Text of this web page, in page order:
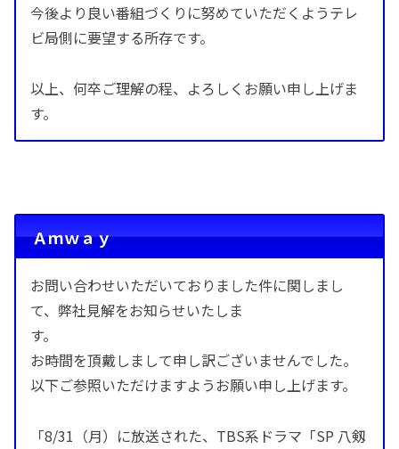
今後より良い番組づくりに努めていただくようテレ
ビ局側に要望する所存です。
以上、何卒ご理解の程、よろしくお願い申し上げま
す。
Ａｍｗａｙ
お問い合わせいただいておりました件に関しまし
て、弊社見解をお知らせいたしま
す。
お時間を頂戴しまして申し訳ございませんでした。
以下ご参照いただけますようお願い申し上げます。
「8/31（月）に放送された、TBS系ドラマ「SP 八剱